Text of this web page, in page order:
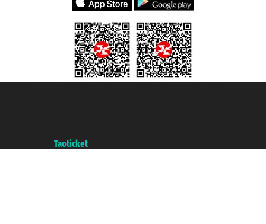
Taoticket